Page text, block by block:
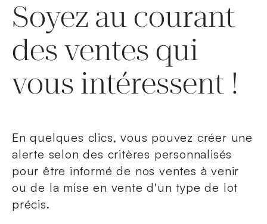
Soyez au courant
des ventes qui
vous intéressent !
En quelques clics, vous pouvez créer une
alerte selon des critères personnalisés
pour être informé de nos ventes à venir
ou de la mise en vente d'un type de lot
précis.